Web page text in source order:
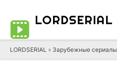
LORDSERIAL
LORDSERIAL » Зарубежные сериалы